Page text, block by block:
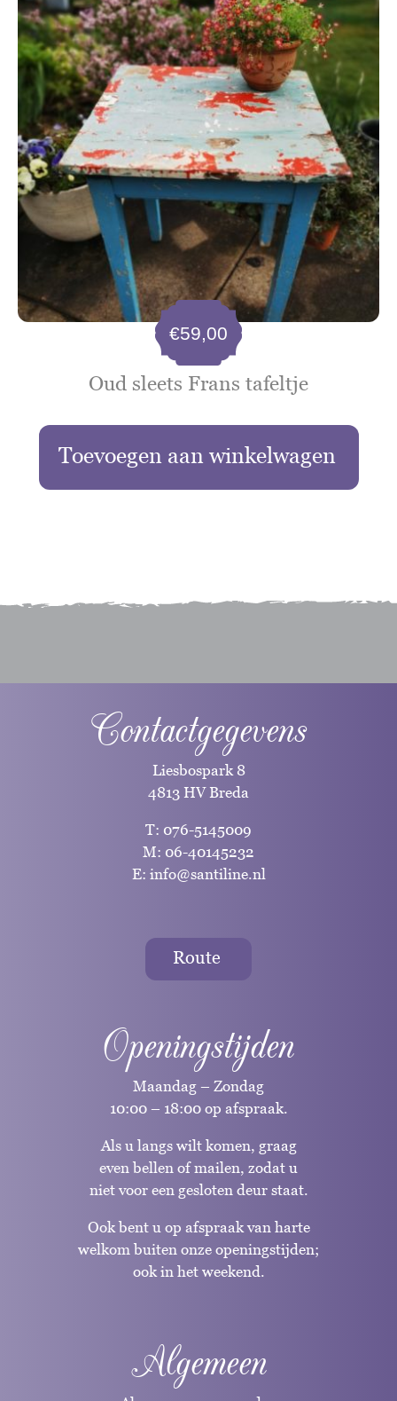
Oud sleets Frans tafeltje
€59,00
Toevoegen aan winkelwagen
Contactgegevens
Liesbospark 8
4813 HV Breda
T: 076-5145009
M: 06-40145232
E: info@santiline.nl
Route
Openingstijden
Maandag – Zondag
10:00 – 18:00 op afspraak.
Als u langs wilt komen, graag
even bellen of mailen, zodat u
niet voor een gesloten deur staat.
Ook bent u op afspraak van harte
welkom buiten onze openingstijden;
ook in het weekend.
Algemeen